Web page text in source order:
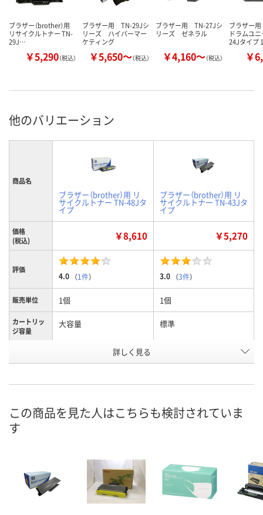
ブラザー（brother）用
リサイクルトナー TN-
29J…
￥5,290（税込）
ブラザー用 TN-29Jシ
リーズ ハイパーマー
ケティング
￥5,650～（税込）
ブラザー用 TN-27Jシ
リーズ ゼネラル
￥4,160～（税込）
ブラザー
ドラムユ
24Jタイプ
￥
他のバリエーション
商品名
ブラザー（brother）用 リ
サイクルトナー TN-48Jタ
イプ
ブラザー（brother）用 リ
サイクルトナー TN-43Jタ
イプ
価格
(税込)
￥8,610 ￥5,270
評価
4.0 （1件） 3.0 （3件）
販売単位 1個 1個
カートリッ
ジ容量
大容量 標準
お届け日 8月8日（土） 8月8日（土）
カゴへ カゴへ
詳しく見る
この商品を見た人はこちらも検討されていま
す